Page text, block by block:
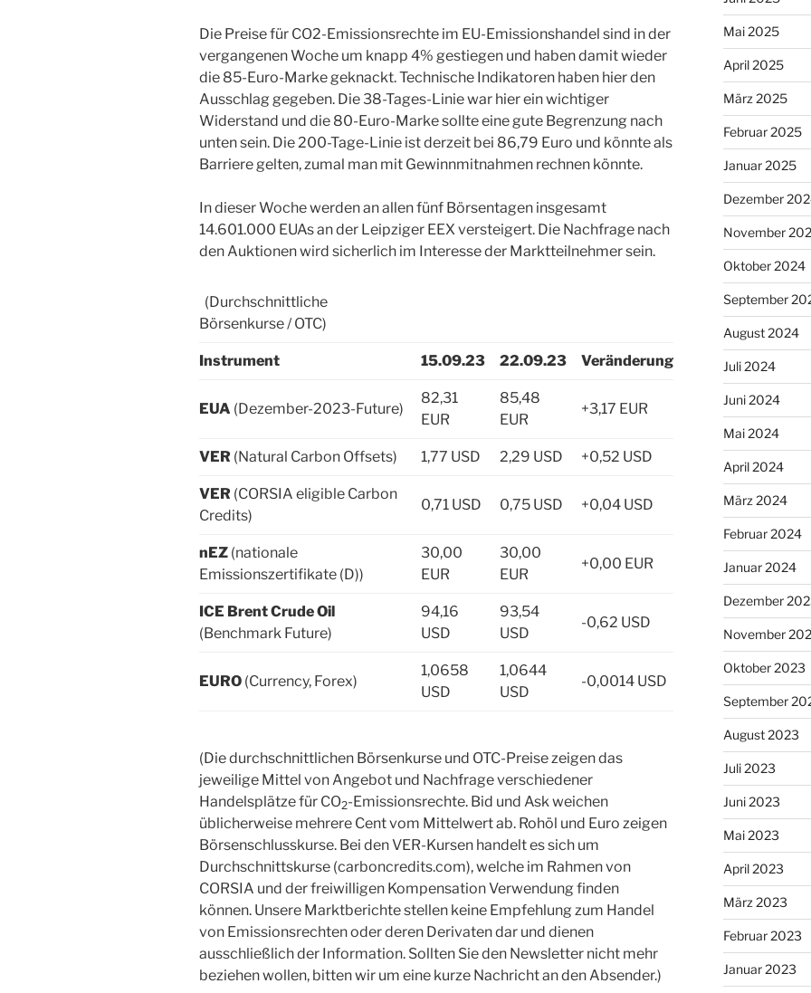
Die Preise für CO2-Emissionsrechte im EU-Emissionshandel sind in der
vergangenen Woche um knapp 4% gestiegen und haben damit wieder
die 85-Euro-Marke geknackt. Technische Indikatoren haben hier den
Ausschlag gegeben. Die 38-Tages-Linie war hier ein wichtiger
Widerstand und die 80-Euro-Marke sollte eine gute Begrenzung nach
unten sein. Die 200-Tage-Linie ist derzeit bei 86,79 Euro und könnte als
Barriere gelten, zumal man mit Gewinnmitnahmen rechnen könnte.
In dieser Woche werden an allen fünf Börsentagen insgesamt
14.601.000 EUAs an der Leipziger EEX versteigert. Die Nachfrage nach
den Auktionen wird sicherlich im Interesse der Marktteilnehmer sein.
(Durchschnittliche
Börsenkurse / OTC)
Instrument 15.09.23 22.09.23 Veränderung
EUA (Dezember-2023-Future)
82,31
EUR
85,48
EUR
+3,17 EUR
VER (Natural Carbon Offsets) 1,77 USD 2,29 USD +0,52 USD
VER (CORSIA eligible Carbon
Credits)
0,71 USD 0,75 USD +0,04 USD
nEZ (nationale
Emissionszertifikate (D))
30,00
EUR
30,00
EUR
+0,00 EUR
ICE Brent Crude Oil
(Benchmark Future)
94,16
USD
93,54
USD
-0,62 USD
EURO (Currency, Forex)
1,0658
USD
1,0644
USD
-0,0014 USD
(Die durchschnittlichen Börsenkurse und OTC-Preise zeigen das
jeweilige Mittel von Angebot und Nachfrage verschiedener
Handelsplätze für CO2-Emissionsrechte. Bid und Ask weichen
üblicherweise mehrere Cent vom Mittelwert ab. Rohöl und Euro zeigen
Börsenschlusskurse. Bei den VER-Kursen handelt es sich um
Durchschnittskurse (carboncredits.com), welche im Rahmen von
CORSIA und der freiwilligen Kompensation Verwendung finden
können. Unsere Marktberichte stellen keine Empfehlung zum Handel
von Emissionsrechten oder deren Derivaten dar und dienen
ausschließlich der Information. Sollten Sie den Newsletter nicht mehr
beziehen wollen, bitten wir um eine kurze Nachricht an den Absender.)
Mai 2025
April 2025
März 2025
Februar 2025
Januar 2025
Dezember
November
Oktober 2024
September
August 2024
Juli 2024
Juni 2024
Mai 2024
April 2024
März 2024
Februar 2024
Januar 2024
Dezember
November
Oktober 2023
September
August 2023
Juli 2023
Juni 2023
Mai 2023
April 2023
März 2023
Februar 2023
Januar 2023